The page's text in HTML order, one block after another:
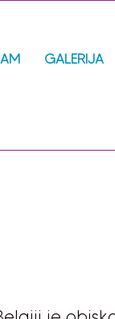
GALERIJA